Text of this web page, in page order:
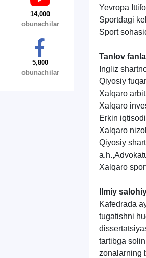
14,000
obunachilar
5,800
obunachilar
Yevropa
Sportdagi
Sport
Tanlov
Ingliz
Qiyosiy
Xalqaro
Xalqaro
Erkin
Xalqaro
Qiyosiy
a.h
Xalqaro
Ilmiy
Kafedrada
tugatishni
tartibga
zonalarning